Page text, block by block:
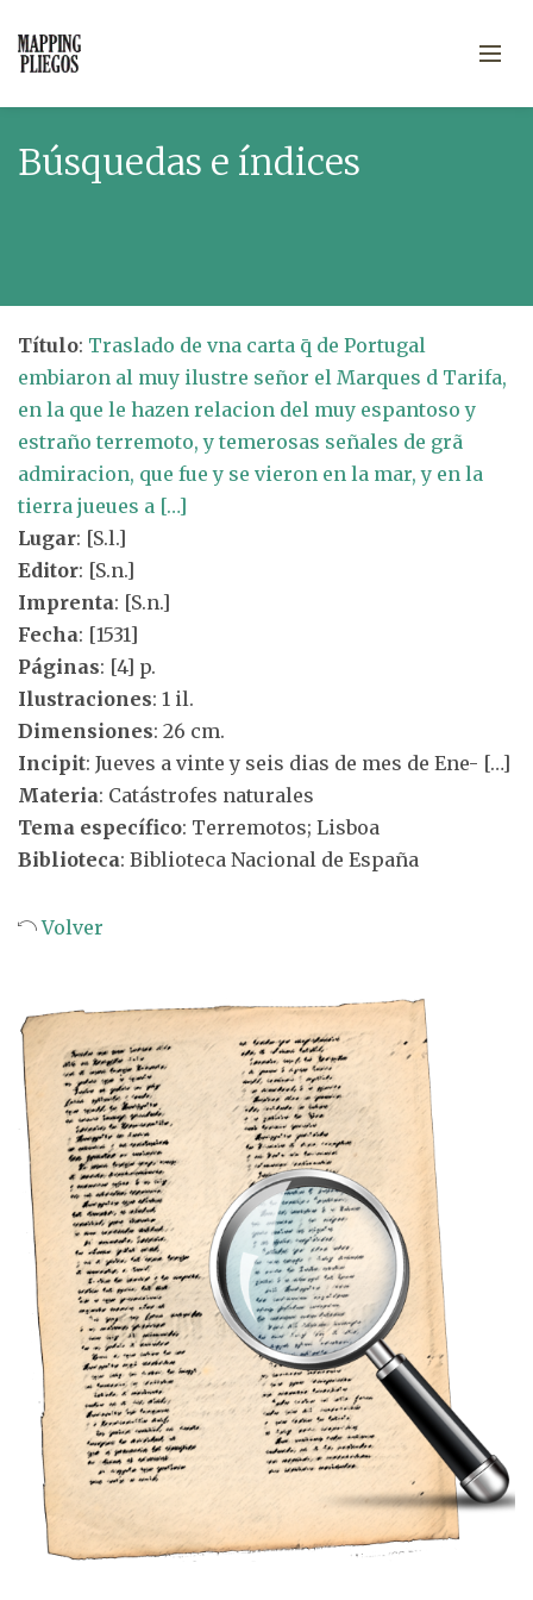
Búsquedas e índices
Título: Traslado de vna carta q̄ de Portugal
embiaron al muy ilustre señor el Marques d Tarifa,
en la que le hazen relacion del muy espantoso y
estraño terremoto, y temerosas señales de grã
admiracion, que fue y se vieron en la mar, y en la
tierra jueues a […]
Lugar: [S.l.]
Editor: [S.n.]
Imprenta: [S.n.]
Fecha: [1531]
Páginas: [4] p.
Ilustraciones: 1 il.
Dimensiones: 26 cm.
Incipit: Jueves a vinte y seis dias de mes de Ene- […]
Materia: Catástrofes naturales
Tema específico: Terremotos; Lisboa
Biblioteca: Biblioteca Nacional de España
Volver